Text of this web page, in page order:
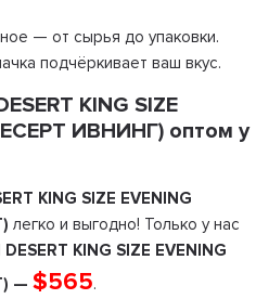
— от сырья до упаковки.
подчёркивает ваш вкус.
KING SIZE
ИВНИНГ) оптом у
KING SIZE EVENING
легко и выгодно! Только у нас
KING SIZE EVENING
— $565.